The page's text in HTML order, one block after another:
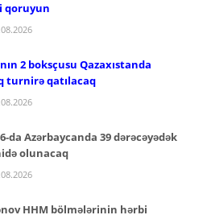
qoruyun
2 boksçusu Qazaxıstanda
turnirə qatılacaq
da Azərbaycanda 39 dərəcəyədək
olunacaq
HHM bölmələrinin hərbi